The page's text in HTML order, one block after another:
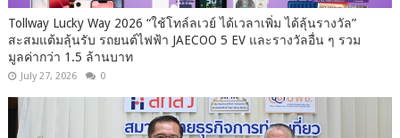
Tollway Lucky Way 2026 “ใช้โทล์ลเวย์ ได้เวลาเพิ่ม ได้ลุ้นรางวัล”
สะสมแต้มลุ้นรับ รถยนต์ไฟฟ้า JAECOO 5 EV และรางวัลอื่น ๆ รวม
มูลค่ากว่า 1.5 ล้านบาท
July 27, 2026 0